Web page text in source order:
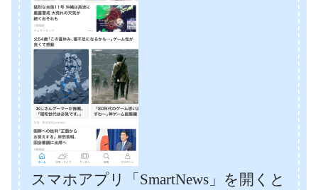
スマホアプリ「SmartNews」を開くと